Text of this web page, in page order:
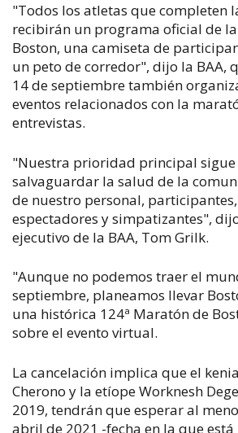
"Todos los atletas que completen
recibirán un programa oficial de
Boston, una camiseta de
un peto de corredor", dijo la BAA,
14 de septiembre también
eventos relacionados con la
entrevistas.
"Nuestra prioridad principal sigue
salvaguardar la salud de la
de nuestro personal,
espectadores y simpatizantes",
ejecutivo de la BAA, Tom Grilk.
"Aunque no podemos traer el
septiembre, planeamos llevar
una histórica 124ª Maratón de
sobre el evento virtual.
La cancelación implica que el
Cherono y la etíope Worknesh
2019, tendrán que esperar al
abril de 2021 -fecha en la que